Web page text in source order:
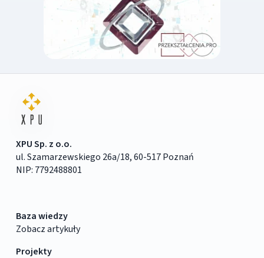
XPU Sp. z o.o.
ul. Szamarzewskiego 26a/18, 60-517 Poznań
NIP: 7792488801
Baza wiedzy
Zobacz artykuły
Projekty